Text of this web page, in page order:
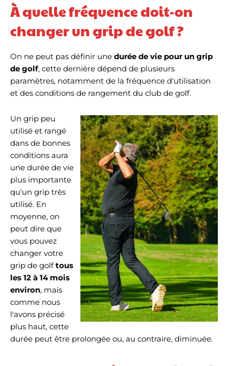
À quelle fréquence doit-on
changer un grip de golf ?
On ne peut pas définir une durée de vie pour un grip
de golf, cette dernière dépend de plusieurs
paramètres, notamment de la fréquence d'utilisation
et des conditions de rangement du club de golf.
Un grip peu
utilisé et rangé
dans de bonnes
conditions aura
une durée de vie
plus importante
qu'un grip très
utilisé. En
moyenne, on
peut dire que
vous pouvez
changer votre
grip de golftous
les 12 à 14 mois
environ, mais
comme nous
l'avons précisé
plus haut, cette
durée peut être prolongée ou, au contraire, diminuée.